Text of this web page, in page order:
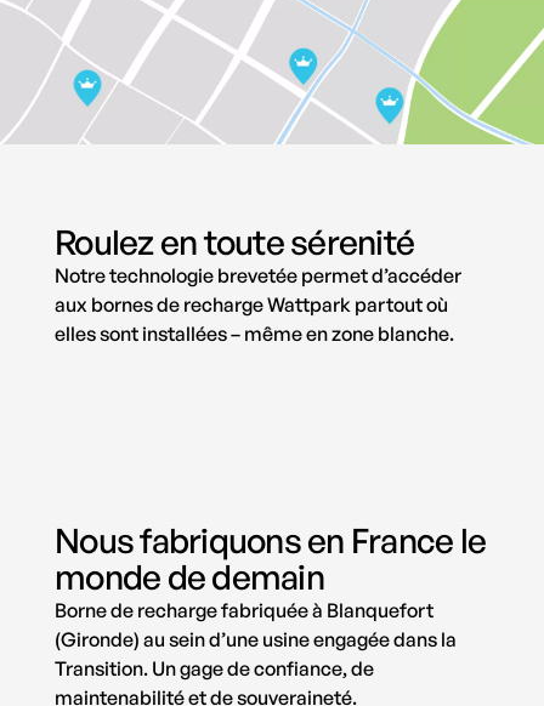
Roulez en toute sérenité
Notre technologie brevetée permet d’accéder
aux bornes de recharge Wattpark partout où
elles sont installées – même en zone blanche.
Nous fabriquons en France le
monde de demain
Borne de recharge fabriquée à Blanquefort
(Gironde) au sein d’une usine engagée dans la
Transition. Un gage de confiance, de
maintenabilité et de souveraineté.